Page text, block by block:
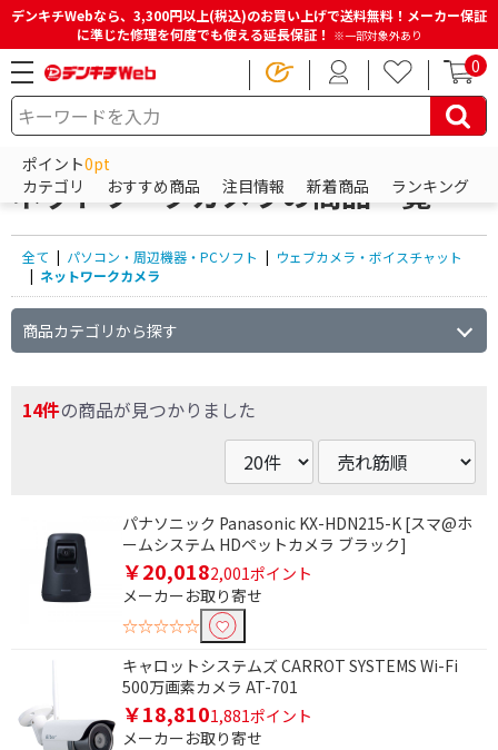
デンキチWebなら、3,300円以上(税込)のお買い上げで送料無料！メーカー保証
に準じた修理を何度でも使える延長保証！ ※一部対象外あり
0
ポイント0pt
カテゴリ
おすすめ商品 注目情報 新着商品 ランキング
HOME 商品一覧ページ パソコン・周辺機器・PCソフト
ネットワークカメラの商品一覧
全て | パソコン・周辺機器・PCソフト | ウェブカメラ・ボイスチャット
| ネットワークカメラ
商品カテゴリから探す
14件の商品が見つかりました
パナソニック Panasonic KX-HDN215-K [スマ@ホ
ームシステム HDペットカメラ ブラック]
￥20,0182,001ポイント
メーカーお取り寄せ
☆☆☆☆☆
キャロットシステムズ CARROT SYSTEMS Wi-Fi
500万画素カメラ AT-701
￥18,8101,881ポイント
メーカーお取り寄せ